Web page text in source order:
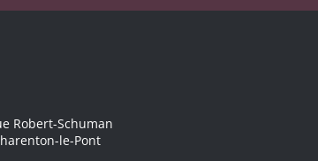
Robert-Schuman
le-Pont